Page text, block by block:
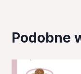
Podobne